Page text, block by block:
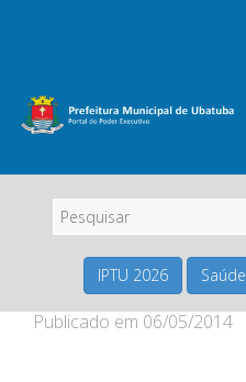
IPTU 2026 Saúde
Publicado em 06/05/2014